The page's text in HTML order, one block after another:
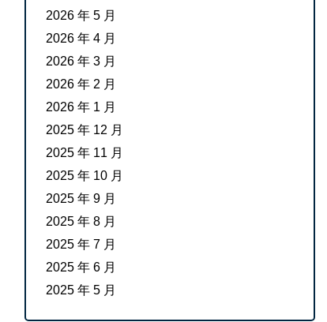
2026 年 5 月
2026 年 4 月
2026 年 3 月
2026 年 2 月
2026 年 1 月
2025 年 12 月
2025 年 11 月
2025 年 10 月
2025 年 9 月
2025 年 8 月
2025 年 7 月
2025 年 6 月
2025 年 5 月